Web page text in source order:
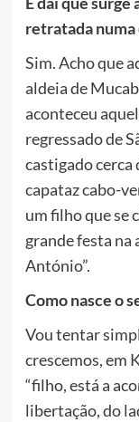
retratada numa
Sim. Acho que
aldeia de
aconteceu
regressado de
castigado cerca
capataz cabo-
um filho que se
grande festa na
António”.
Como nasce o
Vou tentar
crescemos, em
“filho, está a
libertação, do